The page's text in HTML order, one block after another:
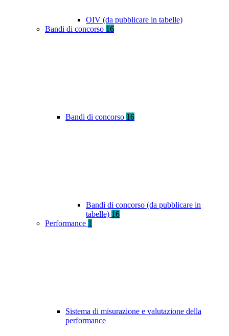
OIV (da pubblicare in tabelle)
Bandi di concorso 16
Bandi di concorso 16
Bandi di concorso (da pubblicare in
tabelle) 16
Performance 1
Sistema di misurazione e valutazione della
performance